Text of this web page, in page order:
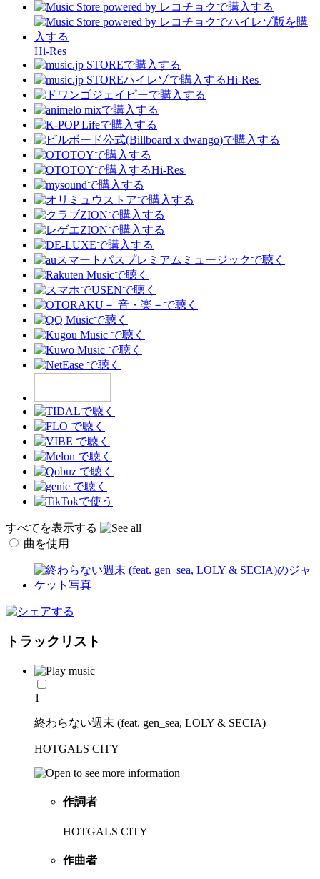
Hi-Res
Hi-Res
Hi-Res
すべてを表示する
曲を使用
トラックリスト
1
終わらない週末 (feat. gen_sea, LOLY & SECIA)
HOTGALS CITY
作詞者
HOTGALS CITY
作曲者